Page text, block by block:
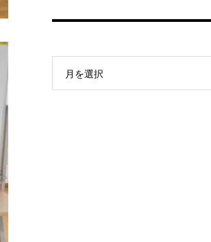
月を選択